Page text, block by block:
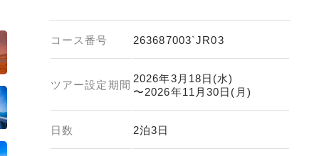
コース番号 263687003`JR03
ツアー設定期間
2026年3月18日(水)
〜2026年11月30日(月)
日数 2泊3日